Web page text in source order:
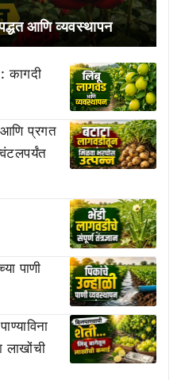
आणि व्यवस्थापन
आणि प्रगत
पाणी
लाखोंची